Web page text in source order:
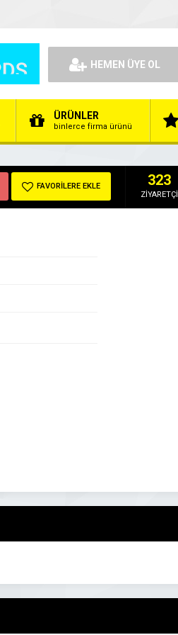
HEMEN ÜYE OL
ÜRÜNLER
binlerce firma ürünü
FAVORİLERE EKLE 323
ZİYARETÇİ